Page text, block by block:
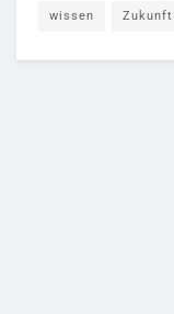
wissen Zukunft